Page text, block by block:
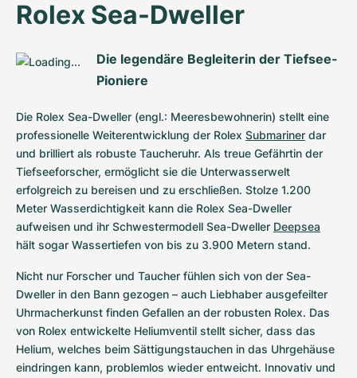
Rolex Sea-Dweller
Die legendäre Begleiterin der Tiefsee-
Pioniere
Die Rolex Sea-Dweller (engl.: Meeresbewohnerin) stellt eine
professionelle Weiterentwicklung der Rolex Submariner dar
und brilliert als robuste Taucheruhr. Als treue Gefährtin der
Tiefseeforscher, ermöglicht sie die Unterwasserwelt
erfolgreich zu bereisen und zu erschließen. Stolze 1.200
Meter Wasserdichtigkeit kann die Rolex Sea-Dweller
aufweisen und ihr Schwestermodell Sea-Dweller Deepsea
hält sogar Wassertiefen von bis zu 3.900 Metern stand.
Nicht nur Forscher und Taucher fühlen sich von der Sea-
Dweller in den Bann gezogen – auch Liebhaber ausgefeilter
Uhrmacherkunst finden Gefallen an der robusten Rolex. Das
von Rolex entwickelte Heliumventil stellt sicher, dass das
Helium, welches beim Sättigungstauchen in das Uhrgehäuse
eindringen kann, problemlos wieder entweicht. Innovativ und